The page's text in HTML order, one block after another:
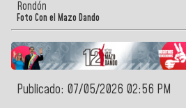
Rondón
Foto Con el Mazo Dando
Publicado: 07/05/2026 02:56 PM